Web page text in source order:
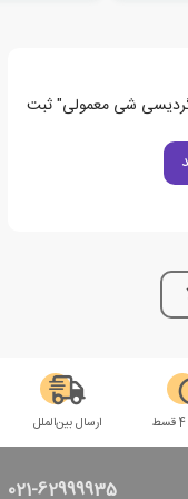
دگردیسی شی معمولی" ثبت
ارسال بین‌الملل
021-62999935